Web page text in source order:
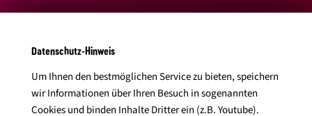
bereits angesprochen die Steillagen. Und so hat Lisa seit diesem
Jahr die Geschäftsführung der Weinbergwerk eG übernommen,
die sich um Erzeugung und Vertrieb von Wein kümmert, der
Datenschutz-Hinweis
Um Ihnen den bestmöglichen Service zu bieten, speichern
wir Informationen über Ihren Besuch in sogenannten
Cookies und binden Inhalte Dritter ein (z.B. Youtube).